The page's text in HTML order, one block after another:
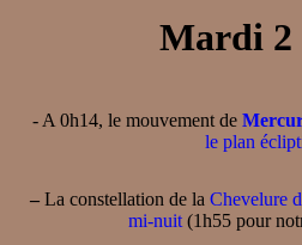
Mardi
- A 0h14, le mouvement de
le plan
– La constellation de la Chevelure
mi-nuit(1h55 pour